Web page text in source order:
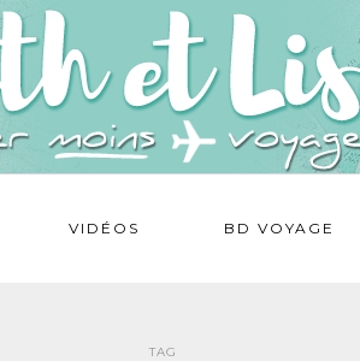
VIDÉOS BD VOYAGE
TAG